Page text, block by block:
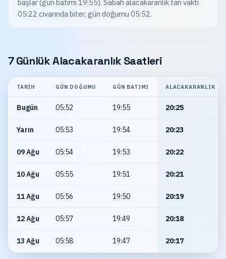
başlar (gün batımı 19:55). Sabah alacakaranlık tan vakti
05:22 civarında biter; gün doğumu 05:52.
7 Günlük Alacakaranlık Saatleri
TARIH GÜN DOĞUMU GÜN BATIMI ALACAKARANLIK
Bugün 05:52 19:55 20:25
Yarın 05:53 19:54 20:23
09 Ağu 05:54 19:53 20:22
10 Ağu 05:55 19:51 20:21
11 Ağu 05:56 19:50 20:19
12 Ağu 05:57 19:49 20:18
13 Ağu 05:58 19:47 20:17